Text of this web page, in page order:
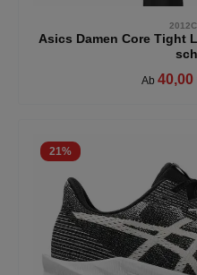
Asics Damen Core Tight
Ab 40,00
21%